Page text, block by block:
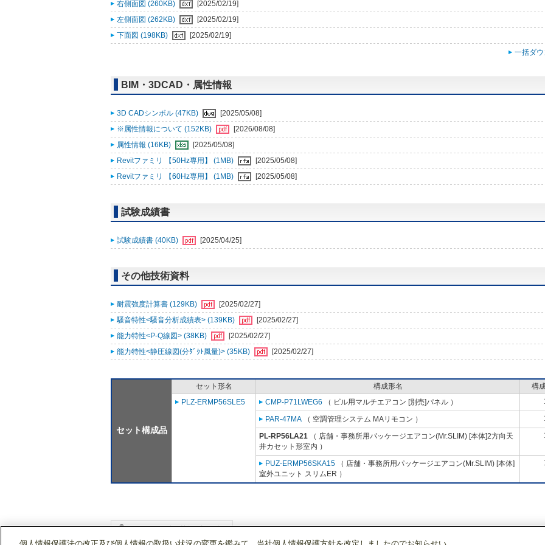
右側面図 (260KB)
[2025/02/19]
左側面図 (262KB)
[2025/02/19]
下面図 (198KB)
[2025/02/19]
一括ダ
BIM・3DCAD・属性情報
3D CADシンボル (47KB)
[2025/05/08]
※属性情報について (152KB)
[2026/08/08]
属性情報 (16KB)
[2025/05/08]
Revitファミリ 【50Hz専用】 (1MB)
[2025/05/08]
Revitファミリ 【60Hz専用】 (1MB)
[2025/05/08]
試験成績書
試験成績書 (40KB) [2025/04/25]
その他技術資料
耐震強度計算書 (129KB)
[2025/02/27]
騒音特性<騒音分析成績表> (139KB)
[2025/02/27]
能力特性<P-Q線図> (38KB)
[2025/02/27]
能力特性<静圧線図(分ﾀﾞｸﾄ風量)> (35KB)
[2025/02/27]
セット構成品
セット形名 構成形名
構
PLZ-ERMP56SLE5
CMP-P71LWEG6 （ ビル用マルチエアコン [別売]パネル ）
PAR-47MA （ 空調管理システム MAリモコン ）
PL-RP56LA21 （ 店舗・事務所用パッケージエアコン(Mr.SLIM) [本体]2方向天
井カセット形室内 ）
PUZ-ERMP56SKA15 （ 店舗・事務所用パッケージエアコン(Mr.SLIM) [本体]
室外ユニット スリムER ）